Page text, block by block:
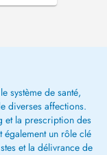
système de santé,
diverses affections.
et la prescription des
également un rôle clé
et la délivrance de